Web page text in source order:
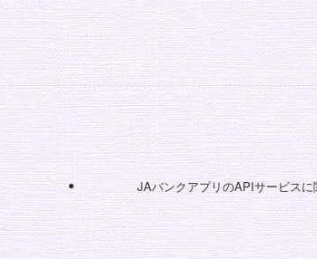
JAバンクアプリのAPIサービス